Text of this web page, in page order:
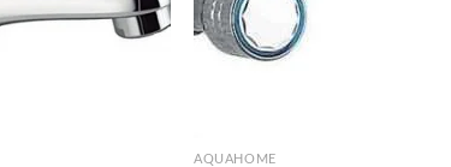
AQUAHOME